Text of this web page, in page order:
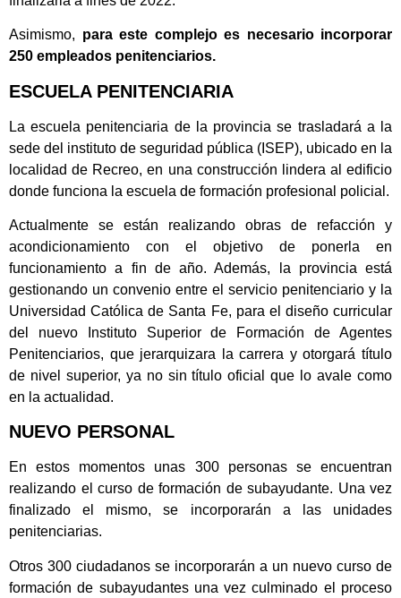
Asimismo, para este complejo es necesario incorporar
250 empleados penitenciarios.
ESCUELA PENITENCIARIA
La escuela penitenciaria de la provincia se trasladará a la
sede del instituto de seguridad pública (ISEP), ubicado en la
localidad de Recreo, en una construcción lindera al edificio
donde funciona la escuela de formación profesional policial.
Actualmente se están realizando obras de refacción y
acondicionamiento con el objetivo de ponerla en
funcionamiento a fin de año. Además, la provincia está
gestionando un convenio entre el servicio penitenciario y la
Universidad Católica de Santa Fe, para el diseño curricular
del nuevo Instituto Superior de Formación de Agentes
Penitenciarios, que jerarquizara la carrera y otorgará título
de nivel superior, ya no sin título oficial que lo avale como
en la actualidad.
NUEVO PERSONAL
En estos momentos unas 300 personas se encuentran
realizando el curso de formación de subayudante. Una vez
finalizado el mismo, se incorporarán a las unidades
penitenciarias.
Otros 300 ciudadanos se incorporarán a un nuevo curso de
formación de subayudantes una vez culminado el proceso